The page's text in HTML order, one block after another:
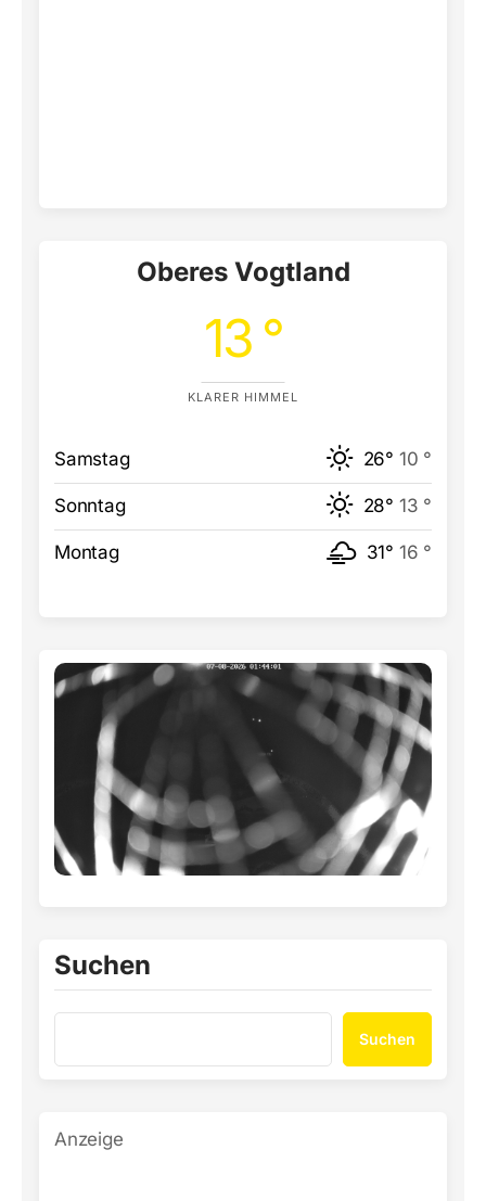
Oberes Vogtland
13 °
KLARER HIMMEL
Samstag 26° 10 °
Sonntag 28° 13 °
Montag 31° 16 °
Suchen
Suchen
Anzeige